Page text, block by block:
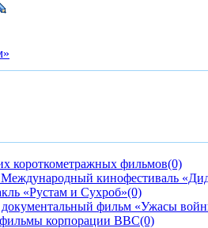
короткометражных фильмов(0)
кинофестиваль
«Рустам и Сухроб»(0)
фильм «Ужасы
корпорации BBC(0)